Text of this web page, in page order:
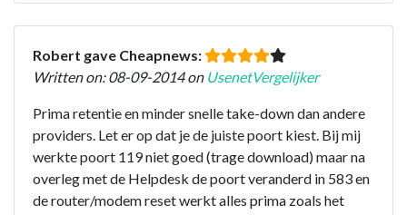
Robert gave Cheapnews:
Written on: 08-09-2014 on UsenetVergelijker
Prima retentie en minder snelle take-down dan andere
providers. Let er op dat je de juiste poort kiest. Bij mij
werkte poort 119 niet goed (trage download) maar na
overleg met de Helpdesk de poort veranderd in 583 en
de router/modem reset werkt alles prima zoals het